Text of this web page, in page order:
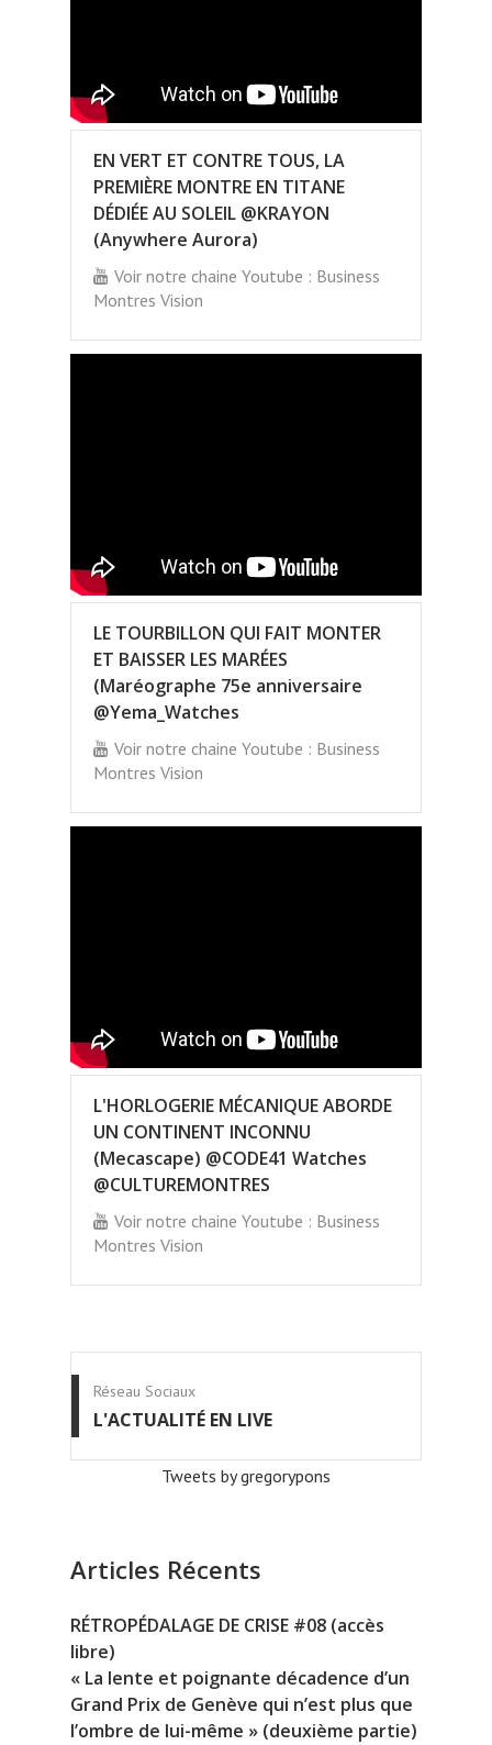
EN VERT ET CONTRE TOUS, LA
PREMIÈRE MONTRE EN TITANE
DÉDIÉE AU SOLEIL @KRAYON
(Anywhere Aurora)
Voir notre chaine Youtube : Business
Montres Vision
LE TOURBILLON QUI FAIT MONTER
ET BAISSER LES MARÉES
(Maréographe 75e anniversaire
@Yema_Watches
Voir notre chaine Youtube : Business
Montres Vision
L'HORLOGERIE MÉCANIQUE ABORDE
UN CONTINENT INCONNU
(Mecascape) @CODE41 Watches
@CULTUREMONTRES
Voir notre chaine Youtube : Business
Montres Vision
Réseau Sociaux
L'ACTUALITÉ EN LIVE
Tweets by gregorypons
Articles Récents
RÉTROPÉDALAGE DE CRISE #08 (accès
libre)
« La lente et poignante décadence d’un
Grand Prix de Genève qui n’est plus que
l’ombre de lui-même » (deuxième partie)